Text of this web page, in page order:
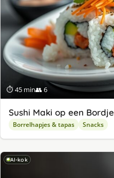
⏱ 45 min👥 6
Sushi Maki op een Bordje
Borrelhapjes & tapas Snacks
AI-kok